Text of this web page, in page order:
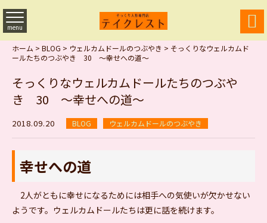
menu 
ホーム > BLOG > ウェルカムドールのつぶやき > そっくりなウェルカムド
ールたちのつぶやき 30 ～幸せへの道～
そっくりなウェルカムドールたちのつぶや
き 30 ～幸せへの道～
2018.09.20 BLOG ウェルカムドールのつぶやき
幸せへの道
2人がともに幸せになるためには相手への気使いが欠かせない
ようです。ウェルカムドールたちは更に話を続けます。